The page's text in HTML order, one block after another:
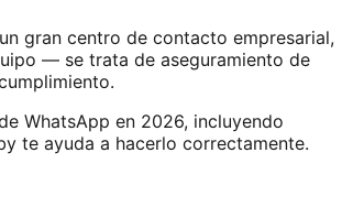
gran centro de contacto empresarial,
— se trata de aseguramiento de
WhatsApp en 2026, incluyendo
te ayuda a hacerlo correctamente.